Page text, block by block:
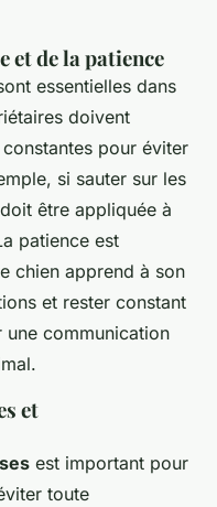
et de la patience
essentielles dans
doivent
pour éviter
si sauter sur les
être appliquée à
patience est
chien apprend à son
et rester constant
une communication
et
est important pour
toute